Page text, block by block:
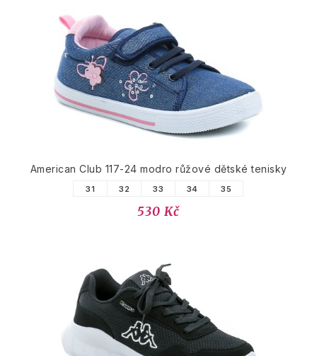
American Club 117-24 modro růžové dětské tenisky
31 32 33 34 35
530 Kč